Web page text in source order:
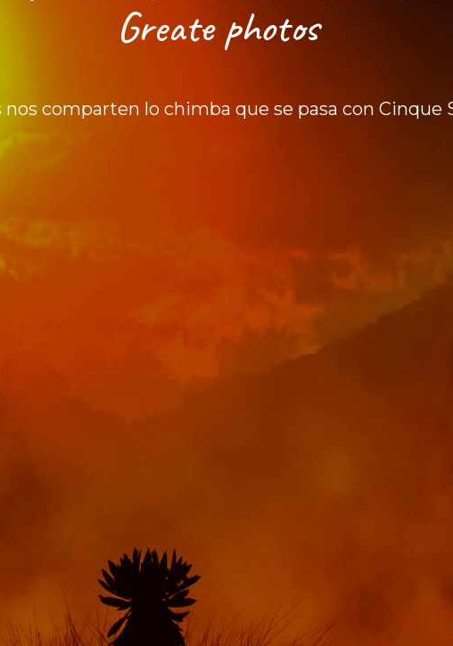
Greate photos
nos comparten lo chimba que se pasa con Cinque